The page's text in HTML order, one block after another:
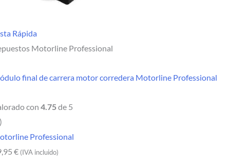
Rápida
Motorline Professional
final de carrera motor corredera Motorline Professional
con 4.75de 5
Professional
€ (IVA incluido)